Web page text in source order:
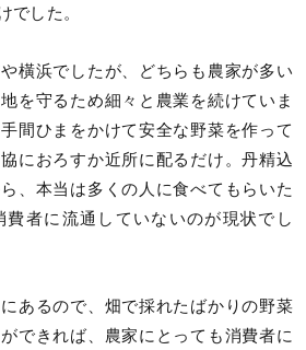
でした。
橫浜でしたが、どちらも農家が多い
を守るため細々と農業を続けていま
間ひまをかけて安全な野菜を作って
におろすか近所に配るだけ。丹精込
、本当は多くの人に食べてもらいた
費者に流通していないのが現状でし
あるので、畑で採れたばかりの野菜
できれば、農家にとっても消費者に